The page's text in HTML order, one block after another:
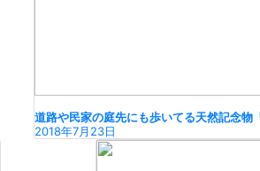
道路や民家の庭先にも歩いてる天然記念物
2018年7月23日